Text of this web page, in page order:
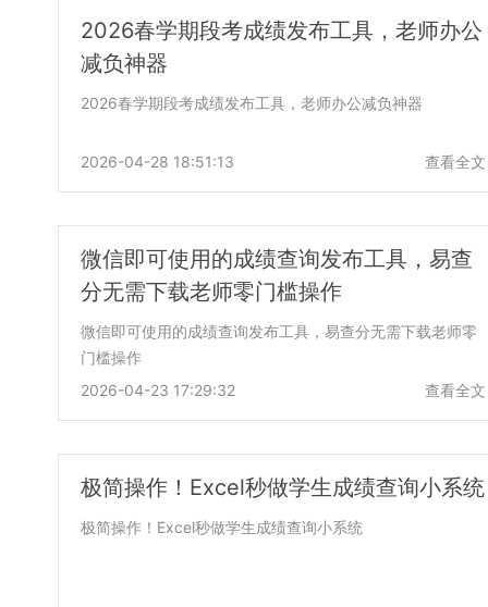
2026春学期段考成绩发布工具，老师办公
减负神器
2026春学期段考成绩发布工具，老师办公减负神器
2026-04-28 18:51:13 查看全文
微信即可使用的成绩查询发布工具，易查
分无需下载老师零门槛操作
微信即可使用的成绩查询发布工具，易查分无需下载老师零
门槛操作
2026-04-23 17:29:32
查看全文
极简操作！Excel秒做学生成绩查询小系统
极简操作！Excel秒做学生成绩查询小系统